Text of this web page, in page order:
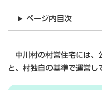
ページ内目次
中川村の村営住宅には、
と、村独自の基準で運営し